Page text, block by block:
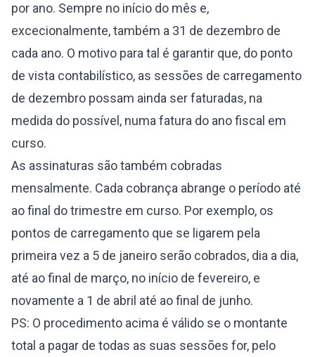
por ano. Sempre no início do mês e,
excecionalmente, também a 31 de dezembro de
cada ano. O motivo para tal é garantir que, do ponto
de vista contabilístico, as sessões de carregamento
de dezembro possam ainda ser faturadas, na
medida do possível, numa fatura do ano fiscal em
curso.
As assinaturas são também cobradas
mensalmente. Cada cobrança abrange o período até
ao final do trimestre em curso. Por exemplo, os
pontos de carregamento que se ligarem pela
primeira vez a 5 de janeiro serão cobrados, dia a dia,
até ao final de março, no início de fevereiro, e
novamente a 1 de abril até ao final de junho.
PS: O procedimento acima é válido se o montante
total a pagar de todas as suas sessões for, pelo